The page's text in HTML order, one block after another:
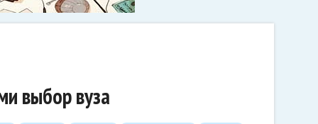
выбор вуза